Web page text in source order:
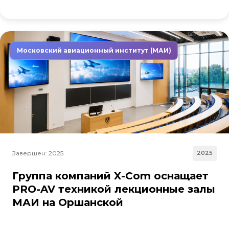
Московский авиационный институт (МАИ)
Завершен: 2025 2025
Группа компаний X-Com оснащает
PRO-AV техникой лекционные залы
МАИ на Оршанской